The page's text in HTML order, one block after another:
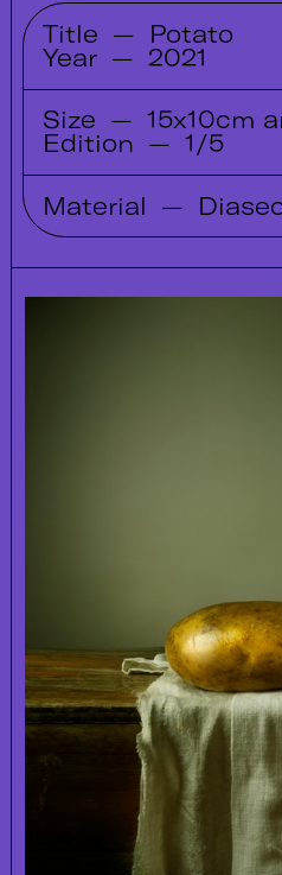
Title — Potato
Year — 2021
Size — 15x10cm
Edition — 1/5
Material —